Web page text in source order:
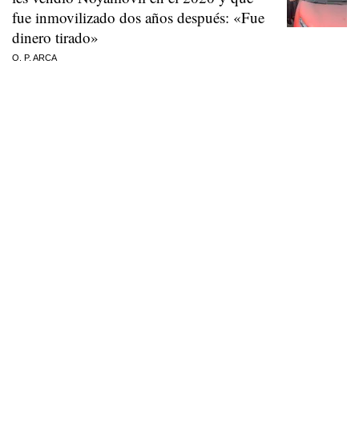
fue inmovilizado dos años después: «Fue
dinero tirado»
O. P. ARCA